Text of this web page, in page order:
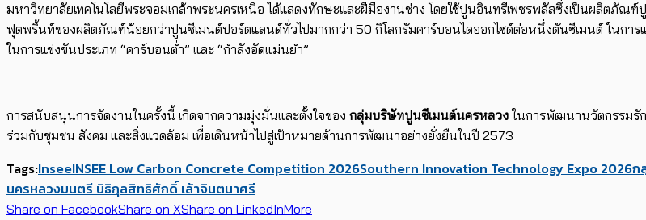
มหาวิทยาลัยเทคโนโลยีพระจอมเกล้าพระนครเหนือ ได้แสดงทักษะและฝีมืองานช่าง โดยใช้ปูนอินทรีเพชรพลัสซึ่งเป็นผลิตภัณ
ฟุตพริ้นท์ของผลิตภัณฑ์น้อยกว่าปูนซีเมนต์ปอร์ตแลนด์ทั่วไปมากกว่า 50 กิโลกรัมคาร์บอนไดออกไซด์ต่อหนึ่งตันซีเมนต์ ในการ
ในการแข่งขันประเภท “คาร์บอนต่ำ” และ “กำลังอัดแม่นยำ”
การสนับสนุนการจัดงานในครั้งนี้ เกิดจากความมุ่งมั่นและตั้งใจของ กลุ่มบริษัทปูนซีเมนต์นครหลวงในการพัฒนานวัตกรรมรัก
ร่วมกับชุมชน สังคม และสิ่งแวดล้อม เพื่อเดินหน้าไปสู่เป้าหมายด้านการพัฒนาอย่างยั่งยืนในปี 2573
Tags:InseeINSEE Low Carbon Concrete Competition 2026Southern Innovation Technology Expo 2026ก
นครหลวงมนตรี นิธิกุลสิทธิศักดิ์ เล้าจินตนาศรี
Share on FacebookShare on XShare on LinkedInMore